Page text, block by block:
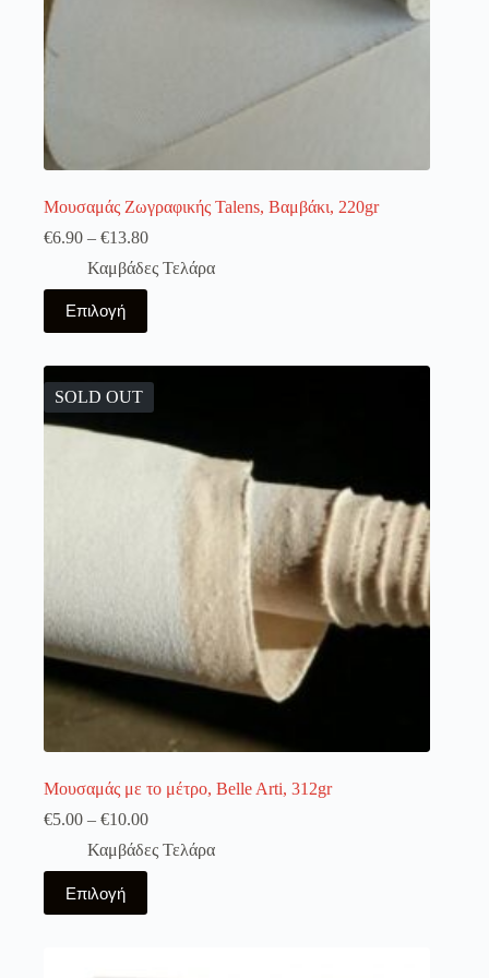
Μουσαμάς Ζωγραφικής Talens, Βαμβάκι, 220gr
€6.90 – €13.80
Καμβάδες Τελάρα
Επιλογή
Αυτό
προϊόν
παραλλαγές.
Οι
επιλογές
SOLD OUT
Μουσαμάς με το μέτρο, Belle Arti, 312gr
€5.00 – €10.00
Καμβάδες Τελάρα
Επιλογή
Αυτό
προϊόν